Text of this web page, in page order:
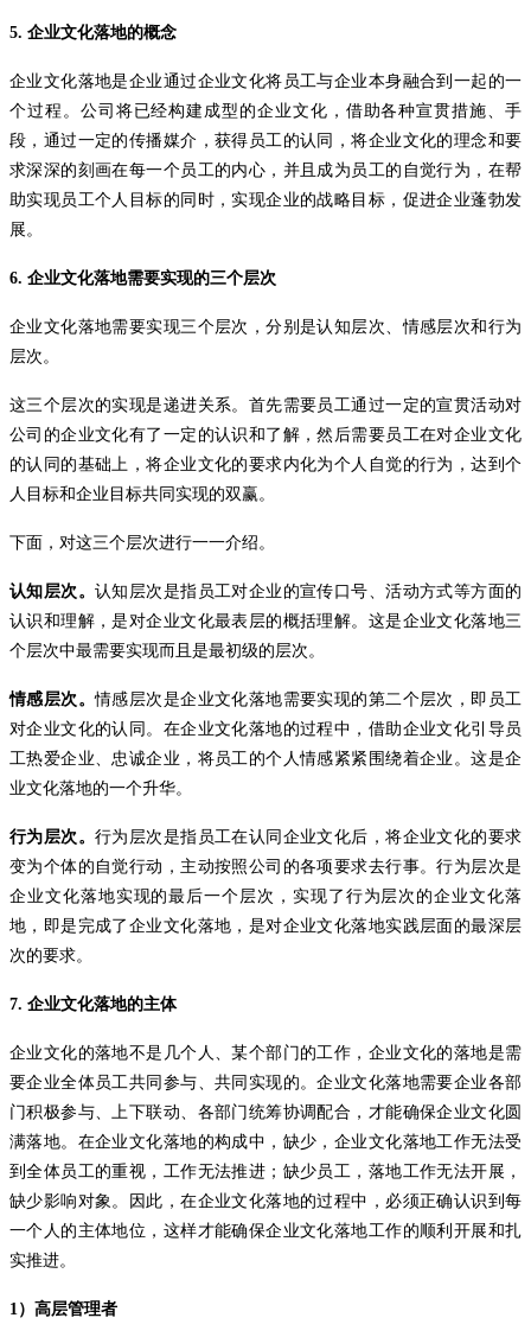
5. 企业文化落地的概念
企业文化落地是企业通过企业文化将员工与企业本身融合到一起的一
个过程。公司将已经构建成型的企业文化，借助各种宣贯措施、手
段，通过一定的传播媒介，获得员工的认同，将企业文化的理念和要
求深深的刻画在每一个员工的内心，并且成为员工的自觉行为，在帮
助实现员工个人目标的同时，实现企业的战略目标，促进企业蓬勃发
展。
6. 企业文化落地需要实现的三个层次
企业文化落地需要实现三个层次，分别是认知层次、情感层次和行为
层次。
这三个层次的实现是递进关系。首先需要员工通过一定的宣贯活动对
公司的企业文化有了一定的认识和了解，然后需要员工在对企业文化
的认同的基础上，将企业文化的要求内化为个人自觉的行为，达到个
人目标和企业目标共同实现的双赢。
下面，对这三个层次进行一一介绍。
认知层次。认知层次是指员工对企业的宣传口号、活动方式等方面的
认识和理解，是对企业文化最表层的概括理解。这是企业文化落地三
个层次中最需要实现而且是最初级的层次。
情感层次。情感层次是企业文化落地需要实现的第二个层次，即员工
对企业文化的认同。在企业文化落地的过程中，借助企业文化引导员
工热爱企业、忠诚企业，将员工的个人情感紧紧围绕着企业。这是企
业文化落地的一个升华。
行为层次。行为层次是指员工在认同企业文化后，将企业文化的要求
变为个体的自觉行动，主动按照公司的各项要求去行事。行为层次是
企业文化落地实现的最后一个层次，实现了行为层次的企业文化落
地，即是完成了企业文化落地，是对企业文化落地实践层面的最深层
次的要求。
7. 企业文化落地的主体
企业文化的落地不是几个人、某个部门的工作，企业文化的落地是需
要企业全体员工共同参与、共同实现的。企业文化落地需要企业各部
门积极参与、上下联动、各部门统筹协调配合，才能确保企业文化圆
满落地。在企业文化落地的构成中，缺少，企业文化落地工作无法受
到全体员工的重视，工作无法推进；缺少员工，落地工作无法开展，
缺少影响对象。因此，在企业文化落地的过程中，必须正确认识到每
一个人的主体地位，这样才能确保企业文化落地工作的顺利开展和扎
实推进。
1 ）高层管理者